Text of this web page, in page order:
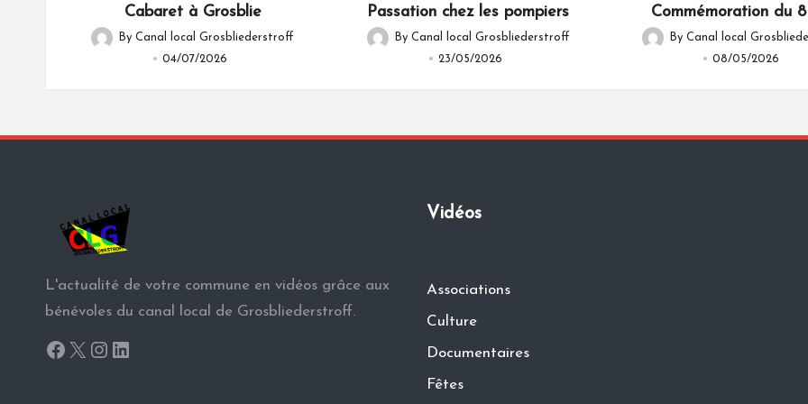
Cabaret à Grosblie
Posted
ByCanal local Grosbliederstroff
04/07/2026
Passation chez les pompiers
Posted
By Canal local Grosbliederstroff
23/05/2026
Commémoration du
Posted
ByCanal local
08/05/2026
L'actualité de votre commune en vidéos grâce aux
bénévoles du canal local de Grosbliederstroff.
Facebook
X Instagram
LinkedIn
Vidéos
Associations
Culture
Documentaires
Fêtes